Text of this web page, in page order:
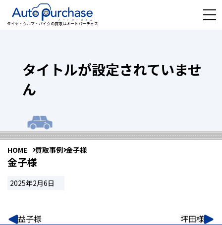
タイヤ・クルマ・バイクの買取はオートパーチェス
タイトルが設定されていませ
ん
HOME 買取事例 金子様
金子様
2025年2月6日
益子様 坪田様